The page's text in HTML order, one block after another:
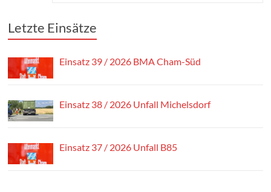
Letzte Einsätze
Einsatz 39 / 2026 BMA Cham-Süd
Einsatz 38 / 2026 Unfall Michelsdorf
Einsatz 37 / 2026 Unfall B85